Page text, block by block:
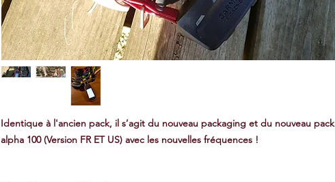
Identique à l'ancien pack, il s’agit du nouveau packaging et du nouveau pack
alpha 100 (Version FR ET US) avec les nouvelles fréquences !